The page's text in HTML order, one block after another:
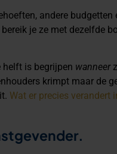
andere budgetten
je ze met dezelfde
helft is begrijpen wanneer
krimpt maar de
Wat er precies verandert